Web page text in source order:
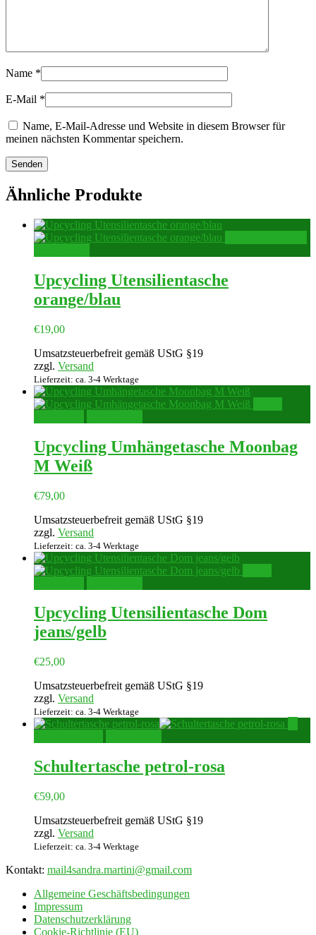
Name *
E-Mail *
Name, E-Mail-Adresse und Website in diesem Browser für
meinen nächsten Kommentar speichern.
Ähnliche Produkte
Upcycling Utensilientasche
orange/blau
€19,00
Umsatzsteuerbefreit gemäß UStG §19
zzgl. Versand
Lieferzeit: ca. 3-4 Werktage
Upcycling Umhängetasche Moonbag
M Weiß
€79,00
Umsatzsteuerbefreit gemäß UStG §19
zzgl. Versand
Lieferzeit: ca. 3-4 Werktage
Upcycling Utensilientasche Dom
jeans/gelb
€25,00
Umsatzsteuerbefreit gemäß UStG §19
zzgl. Versand
Lieferzeit: ca. 3-4 Werktage
Schultertasche petrol-rosa
€59,00
Umsatzsteuerbefreit gemäß UStG §19
zzgl. Versand
Lieferzeit: ca. 3-4 Werktage
Kontakt: mail4sandra.martini@gmail.com
Allgemeine Geschäftsbedingungen
Impressum
Datenschutzerklärung
Cookie-Richtlinie (EU)